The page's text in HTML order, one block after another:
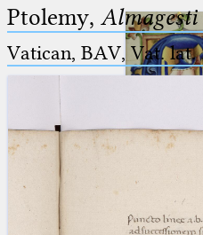
Arabus et
Ptolemy, Almagesti
Vatican, BAV, Vat. lat.